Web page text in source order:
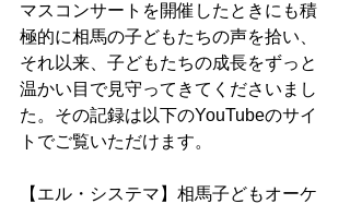
マスコンサートを開催したときにも積
極的に相馬の子どもたちの声を拾い、
それ以来、子どもたちの成長をずっと
温かい目で見守ってきてくださいまし
た。その記録は以下のYouTubeのサイ
トでご覧いただけます。
【エル・システマ】相馬子どもオーケ